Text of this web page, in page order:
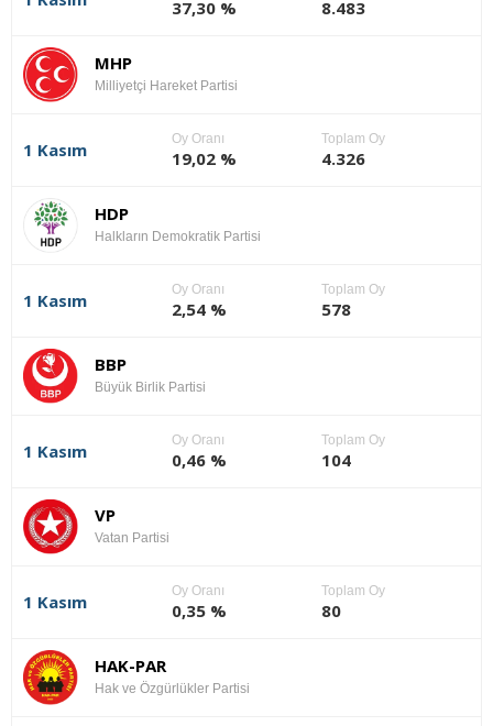
37,30 % 8.483
MHP
Milliyetçi Hareket Partisi
1 Kasım
Oy Oranı
19,02 %
Toplam Oy
4.326
HDP
Halkların Demokratik Partisi
1 Kasım
Oy Oranı
2,54 %
Toplam Oy
578
BBP
Büyük Birlik Partisi
1 Kasım
Oy Oranı
0,46 %
Toplam Oy
104
VP
Vatan Partisi
1 Kasım
Oy Oranı
0,35 %
Toplam Oy
80
HAK-PAR
Hak ve Özgürlükler Partisi